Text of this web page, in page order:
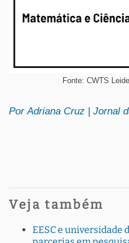
Fonte: CWTS
Por Adriana Cruz | Jornal
Veja também
EESC e universidade